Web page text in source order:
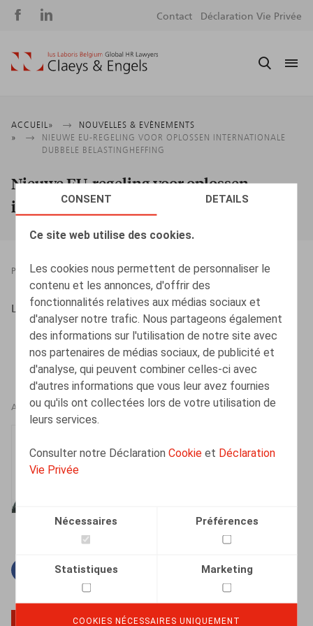
CONSENT DETAILS
Ce site web utilise des cookies.
Les cookies nous permettent de personnaliser le
contenu et les annonces, d'offrir des
fonctionnalités relatives aux médias sociaux et
d'analyser notre trafic. Nous partageons également
des informations sur l'utilisation de notre site avec
nos partenaires de médias sociaux, de publicité et
d'analyse, qui peuvent combiner celles-ci avec
d'autres informations que vous leur avez fournies
ou qu'ils ont collectées lors de votre utilisation de
leurs services.
Consulter notre DéclarationCookie et Déclaration
Vie Privée
Nécessaires Préférences
Statistiques Marketing
COOKIES NÉCESSAIRES UNIQUEMENT
Social
Contact Déclaration Vie Privée
Fil
d'Ariane
ACCUEIL
NOUVELLES & EVÈNEMENTS
NIEUWE EU-REGELING VOOR OPLOSSEN INTERNATIONALE
DUBBELE BELASTINGHEFFING
Nieuwe EU-regeling voor oplossen
internationale dubbele belastingheffing
PRESSROOM 02.10.2019
Lein, J., HR.square nr 192, sept 2019, p. 59
AUTEURS
Counsel
Facebook
TwitterLinkedin